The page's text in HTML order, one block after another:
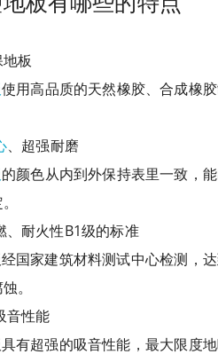
板
使用高品质的天然橡胶、合成橡
、超强耐磨
的颜色从内到外保持表里一致，
、耐火性B1级的标准
国家建筑材料测试中心检测，
。
音性能
有超强的吸音性能，最大限度